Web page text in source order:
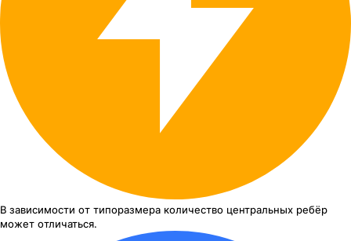
В зависимости от типоразмера количество центральных ребёр
может отличаться.